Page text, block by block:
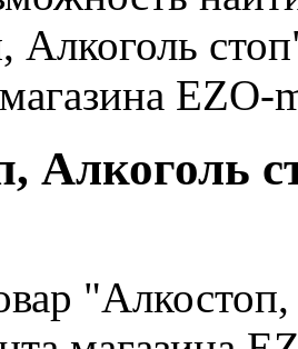
Алкоголь
EZO-
Алкоголь
"Алкостоп,